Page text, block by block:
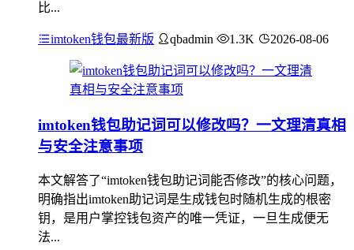
比...
imtoken钱包最新版 qbadmin 1.3K 2026-08-06
imtoken钱包助记词可以修改吗？一文理清真相
与安全注意事项
本文解答了“imtoken钱包助记词能否修改”的核心问题，
明确指出imtoken助记词是生成钱包时随机生成的根密
钥，是用户掌控钱包资产的唯一凭证，一旦生成便无
法...